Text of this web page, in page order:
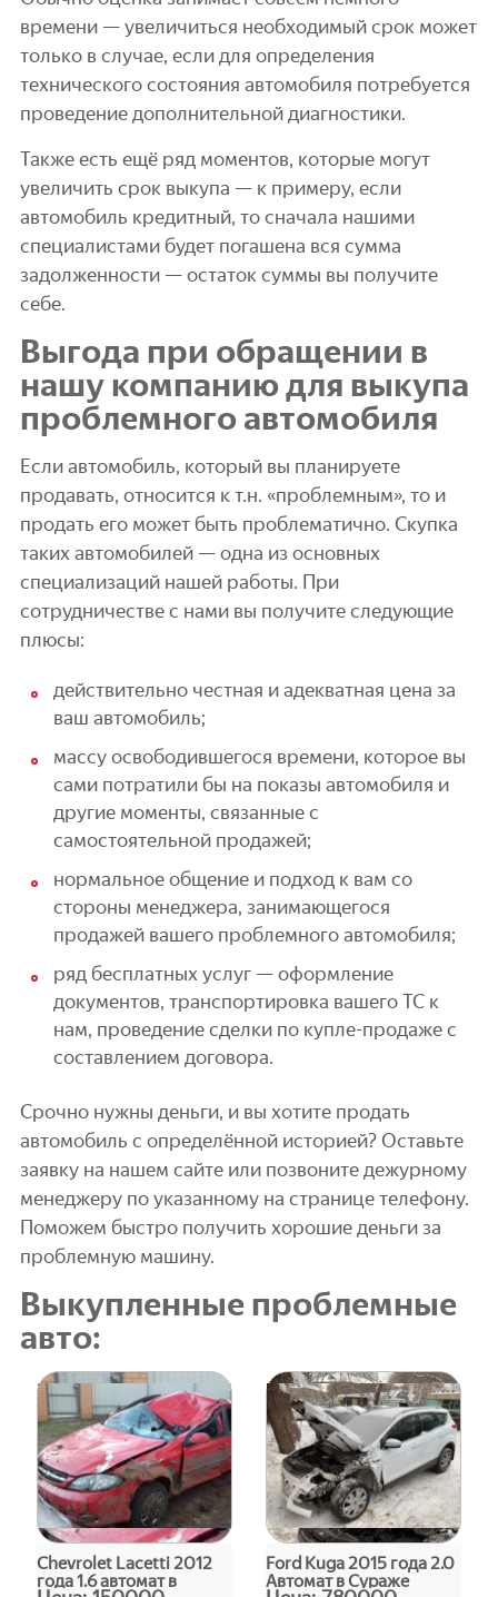
времени — увеличиться необходимый срок может
только в случае, если для определения
технического состояния автомобиля потребуется
проведение дополнительной диагностики.
Также есть ещё ряд моментов, которые могут
увеличить срок выкупа — к примеру, если
автомобиль кредитный, то сначала нашими
специалистами будет погашена вся сумма
задолженности — остаток суммы вы получите
себе.
Выгода при обращении в
нашу компанию для выкупа
проблемного автомобиля
Если автомобиль, который вы планируете
продавать, относится к т.н. «проблемным», то и
продать его может быть проблематично. Скупка
таких автомобилей — одна из основных
специализаций нашей работы. При
сотрудничестве с нами вы получите следующие
плюсы:
действительно честная и адекватная цена за
ваш автомобиль;
массу освободившегося времени, которое вы
сами потратили бы на показы автомобиля и
другие моменты, связанные с
самостоятельной продажей;
нормальное общение и подход к вам со
стороны менеджера, занимающегося
продажей вашего проблемного автомобиля;
ряд бесплатных услуг — оформление
документов, транспортировка вашего ТС к
нам, проведение сделки по купле-продаже с
составлением договора.
Срочно нужны деньги, и вы хотите продать
автомобиль с определённой историей? Оставьте
заявку на нашем сайте или позвоните дежурному
менеджеру по указанному на странице телефону.
Поможем быстро получить хорошие деньги за
проблемную машину.
Выкупленные проблемные
авто:
Chevrolet Lacetti 2012
года 1.6 автомат в
Ford Kuga 2015 года 2.0
Автомат в Сураже